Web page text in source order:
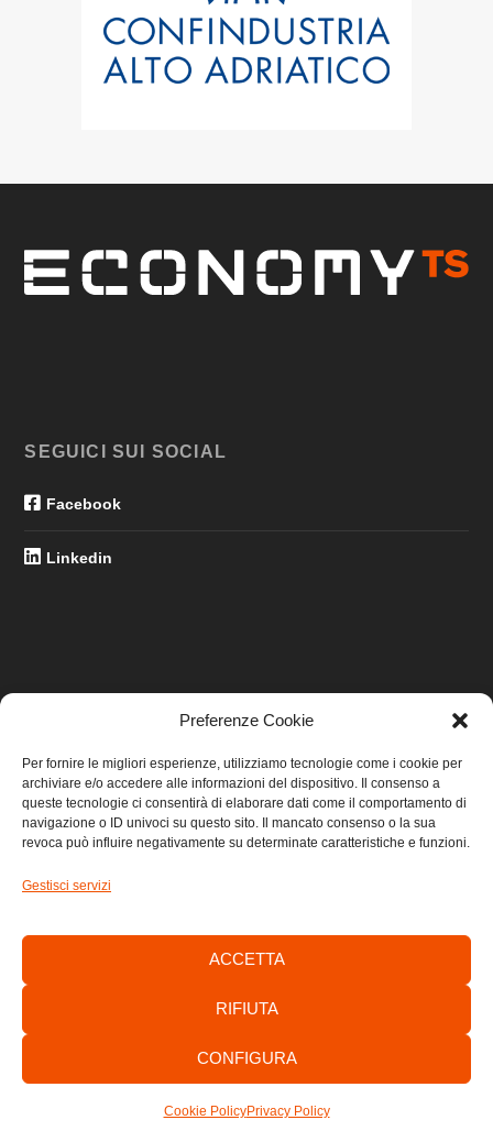
Preferenze Cookie
Per fornire le migliori esperienze, utilizziamo tecnologie come i cookie per
archiviare e/o accedere alle informazioni del dispositivo. Il consenso a
queste tecnologie ci consentirà di elaborare dati come il comportamento di
navigazione o ID univoci su questo sito. Il mancato consenso o la sua
revoca può influire negativamente su determinate caratteristiche e funzioni.
Gestisci servizi
ACCETTA
RIFIUTA
CONFIGURA
Cookie PolicyPrivacy Policy
SEGUICI SUI SOCIAL
Facebook
Linkedin
Home
Privacy